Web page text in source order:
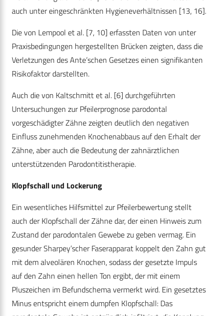
auch unter eingeschränkten Hygieneverhältnissen [13, 16].
Die von Lempool et al. [7, 10] erfassten Daten von unter
Praxisbedingungen hergestellten Brücken zeigten, dass die
Verletzungen des Ante’schen Gesetzes einen signifikanten
Risikofaktor darstellten.
Auch die von Kaltschmitt et al. [6] durchgeführten
Untersuchungen zur Pfeilerprognose parodontal
vorgeschädigter Zähne zeigten deutlich den negativen
Einfluss zunehmenden Knochenabbaus auf den Erhalt der
Zähne, aber auch die Bedeutung der zahnärztlichen
unterstützenden Parodontitistherapie.
Klopfschall und Lockerung
Ein wesentliches Hilfsmittel zur Pfeilerbewertung stellt
auch der Klopfschall der Zähne dar, der einen Hinweis zum
Zustand der parodontalen Gewebe zu geben vermag. Ein
gesunder Sharpey’scher Faserapparat koppelt den Zahn gut
mit dem alveolären Knochen, sodass der gesetzte Impuls
auf den Zahn einen hellen Ton ergibt, der mit einem
Pluszeichen im Befundschema vermerkt wird. Ein gesetztes
Minus entspricht einem dumpfen Klopfschall: Das